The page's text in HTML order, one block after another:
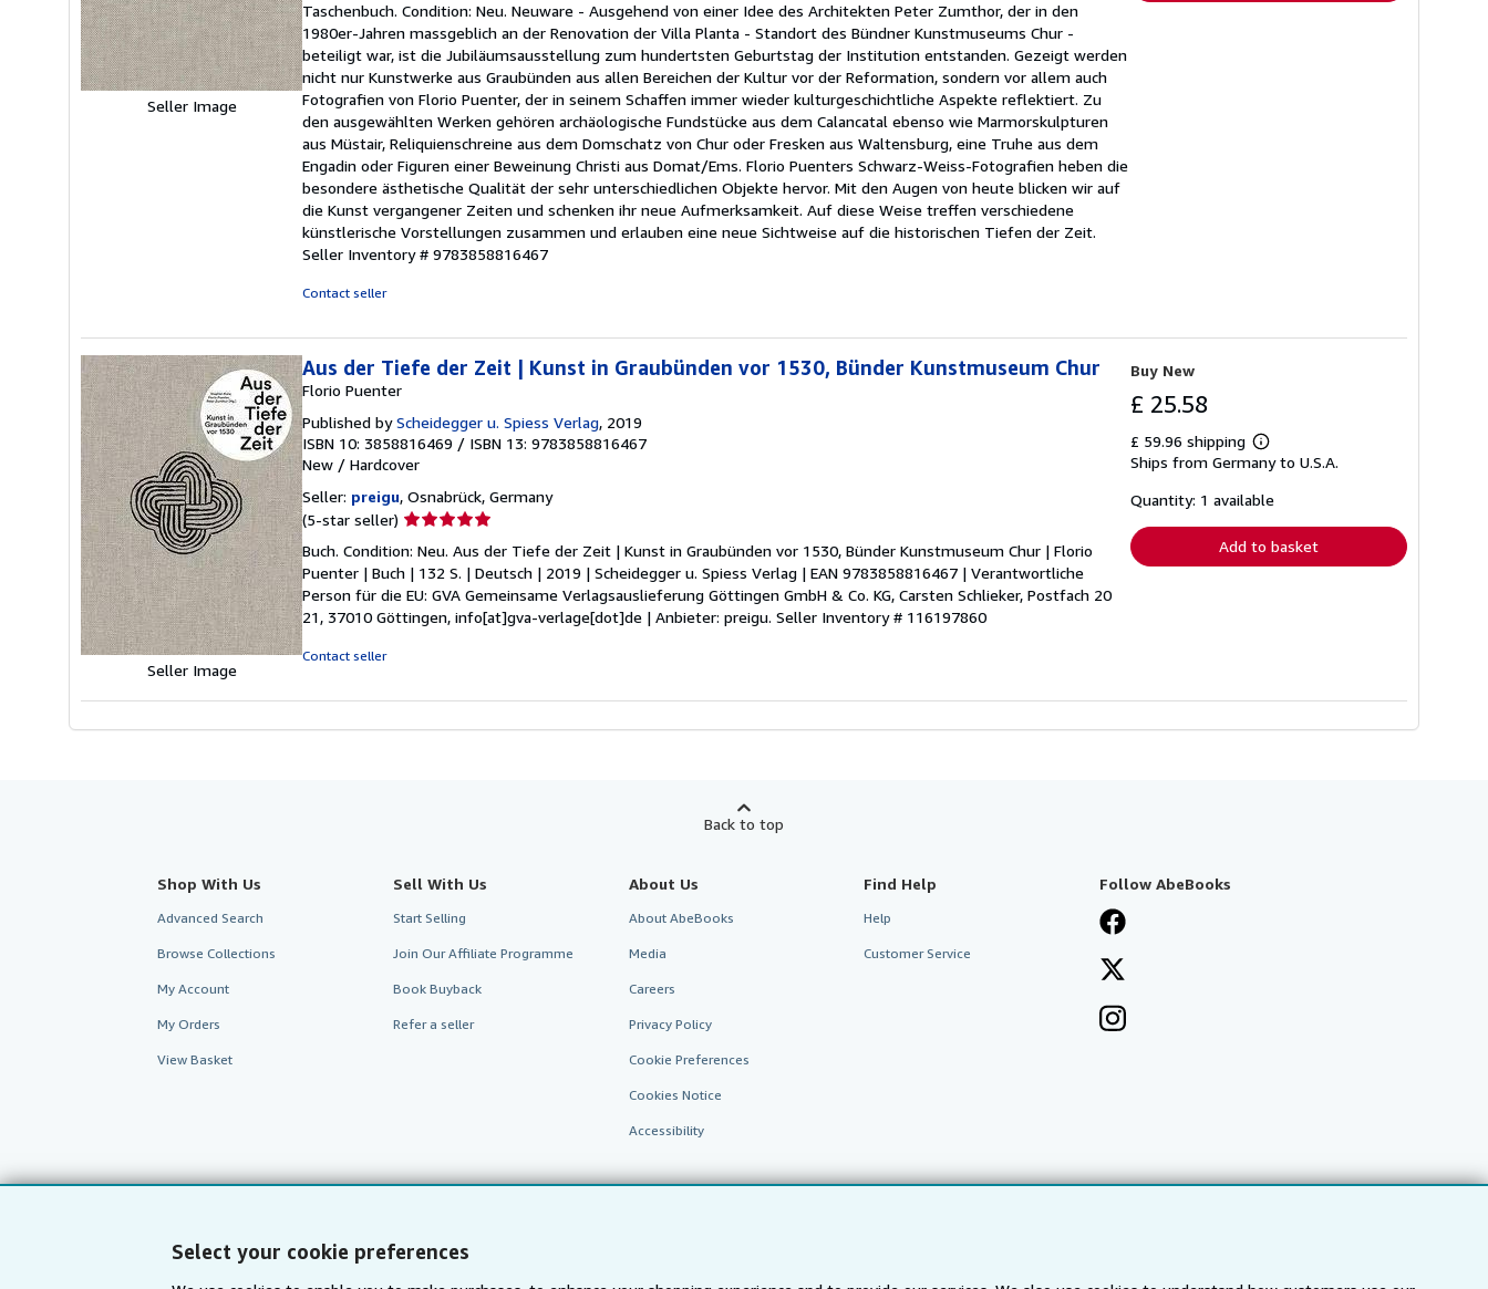
Select your cookie preferences
Seller Image
5
out
of
5
stars
Taschenbuch. Condition: Neu. Neuware - Ausgehend von einer Idee des Architekten Peter Zumthor, der in den
1980er-Jahren massgeblich an der Renovation der Villa Planta - Standort des Bündner Kunstmuseums Chur -
beteiligt war, ist die Jubiläumsausstellung zum hundertsten Geburtstag der Institution entstanden. Gezeigt werden
nicht nur Kunstwerke aus Graubünden aus allen Bereichen der Kultur vor der Reformation, sondern vor allem auch
Fotografien von Florio Puenter, der in seinem Schaffen immer wieder kulturgeschichtliche Aspekte reflektiert. Zu
den ausgewählten Werken gehören archäologische Fundstücke aus dem Calancatal ebenso wie Marmorskulpturen
aus Müstair, Reliquienschreine aus dem Domschatz von Chur oder Fresken aus Waltensburg, eine Truhe aus dem
Engadin oder Figuren einer Beweinung Christi aus Domat/Ems. Florio Puenters Schwarz-Weiss-Fotografien heben die
besondere ästhetische Qualität der sehr unterschiedlichen Objekte hervor. Mit den Augen von heute blicken wir auf
die Kunst vergangener Zeiten und schenken ihr neue Aufmerksamkeit. Auf diese Weise treffen verschiedene
künstlerische Vorstellungen zusammen und erlauben eine neue Sichtweise auf die historischen Tiefen der Zeit.
Seller Inventory # 9783858816467
Contact seller
Seller Image
Aus der Tiefe der Zeit | Kunst in Graubünden vor 1530, Bünder Kunstmuseum Chur
Florio Puenter
Published byScheidegger u. Spiess Verlag, 2019
ISBN 10: 3858816469 / ISBN 13: 9783858816467
New / Hardcover
Seller: preigu, Osnabrück, Germany
(5-star seller) Seller
5
out
of
5
Buch. Condition: Neu. Aus der Tiefe der Zeit | Kunst in Graubünden vor 1530, Bünder Kunstmuseum Chur | Florio
Puenter | Buch | 132 S. | Deutsch | 2019 | Scheidegger u. Spiess Verlag | EAN 9783858816467 | Verantwortliche
Person für die EU: GVA Gemeinsame Verlagsauslieferung Göttingen GmbH & Co. KG, Carsten Schlieker, Postfach 20
21, 37010 Göttingen, info[at]gva-verlage[dot]de | Anbieter: preigu. Seller Inventory # 116197860
Contact seller
Buy New
£ 25.58
£ 59.96 shipping
Learn
more
shipping
Ships from Germany to U.S.A.
Quantity: 1 available
Add to basket
Back to top
Shop With Us
Advanced Search
Browse Collections
My Account
My Orders
View Basket
Sell With Us
Start Selling
Join Our Affiliate Programme
Book Buyback
Refer a seller
About Us
About AbeBooks
Media
Careers
Privacy Policy
Cookie Preferences
Cookies Notice
Accessibility
Find Help
Help
Customer Service
Follow AbeBooks